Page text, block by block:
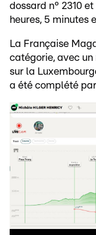
dossard n° 2310
heures, 5 minutes
La Française
catégorie, avec
sur la
a été complété